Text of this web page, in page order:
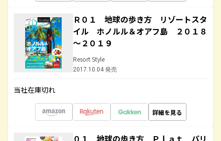
Ｒ０１ 地球の歩き方 リゾートスタ
イル ホノルル＆オアフ島 ２０１８
～２０１９
Resort Style
2017.10.04 発売
当社在庫切れ
詳細を見る
０１ 地球の歩き方 Ｐｌａｔ パリ